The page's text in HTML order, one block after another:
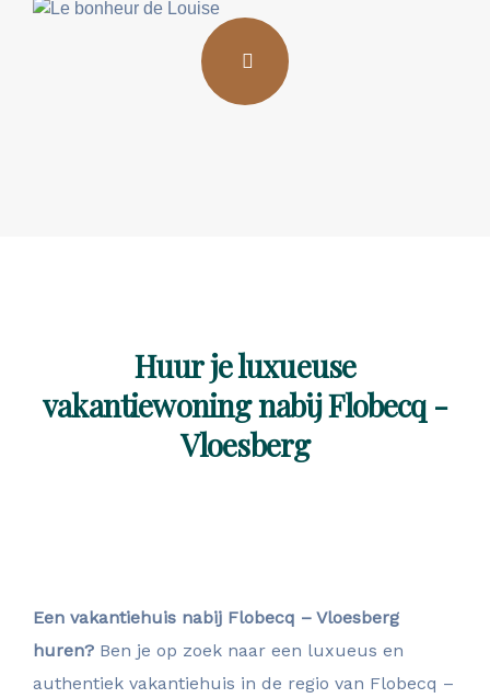
Huur je luxueuse
vakantiewoning nabij Flobecq -
Vloesberg
Een vakantiehuis nabij Flobecq – Vloesberg
huren? Ben je op zoek naar een luxueus en
authentiek vakantiehuis in de regio van Flobecq –